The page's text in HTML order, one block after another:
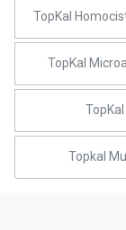
TopKal
TopKal
Topkal